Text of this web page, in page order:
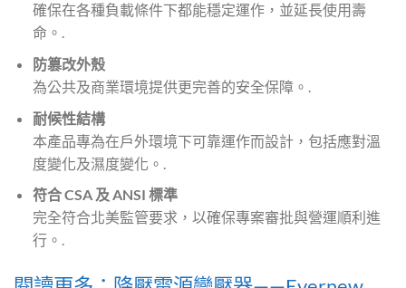
確保在各種負載條件下都能穩定運作，並延長使用壽
命。.
防篡改外殼
為公共及商業環境提供更完善的安全保障。.
耐候性結構
本產品專為在戶外環境下可靠運作而設計，包括應對溫
度變化及濕度變化。.
符合 CSA 及 ANSI 標準
完全符合北美監管要求，以確保專案審批與營運順利進
行。.